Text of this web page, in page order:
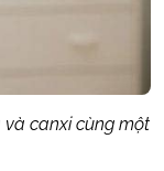
và canxi cùng một